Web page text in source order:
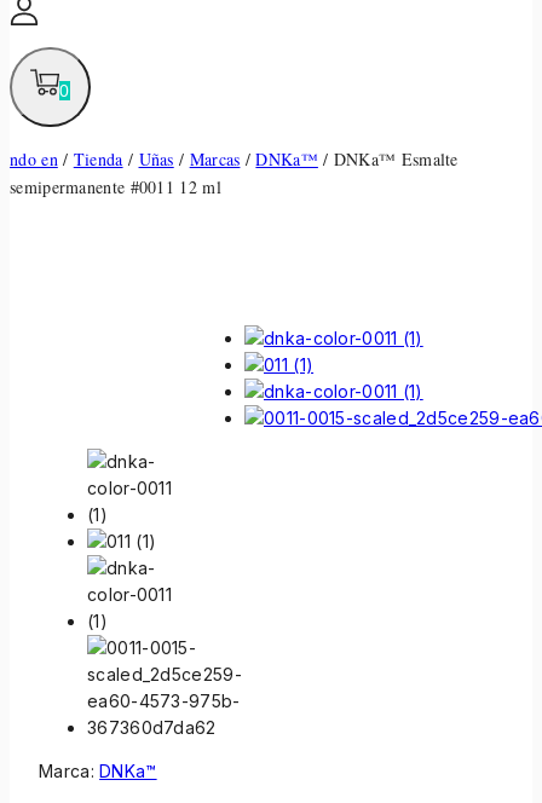
0
ndo en / Tienda / Uñas / Marcas / DNKa™ / DNKa™ Esmalte
semipermanente #0011 12 ml
Marca:DNKa™